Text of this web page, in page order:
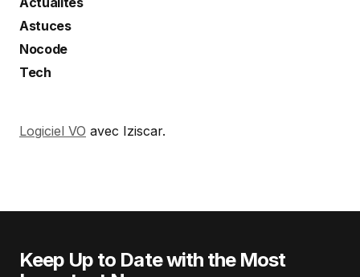
Astuces
Nocode
Tech
Logiciel VO avec Iziscar.
Keep Up to Date with the Most